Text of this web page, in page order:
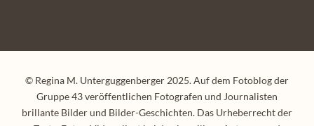
© Regina M. Unterguggenberger 2025. Auf dem Fotoblog der
Gruppe 43 veröffentlichen Fotografen und Journalisten
brillante Bilder und Bilder-Geschichten. Das Urheberrecht der